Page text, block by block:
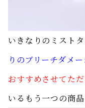
いきなりのミスト
りのブリーチダメ
おすすめさせてた
いるもう一つの商